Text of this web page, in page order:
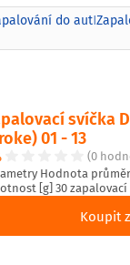
do aut|
svíčka
01 - 13
(0
Hodnota
[g] 30
Koupit